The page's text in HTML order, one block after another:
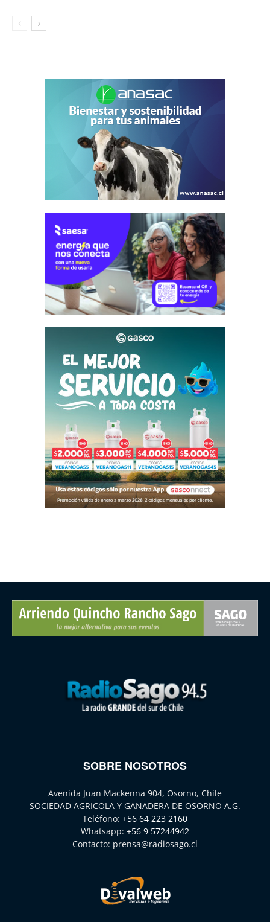
SOBRE NOSOTROS
Avenida Juan Mackenna 904, Osorno, Chile
SOCIEDAD AGRICOLA Y GANADERA DE OSORNO A.G.
Teléfono: +56 64 223 2160
Whatsapp: +56 9 57244942
Contacto: prensa@radiosago.cl